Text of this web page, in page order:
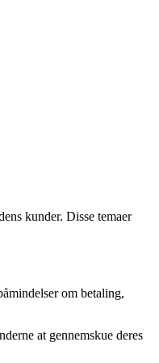
kunder. Disse temaer
om betaling,
at gennemskue deres